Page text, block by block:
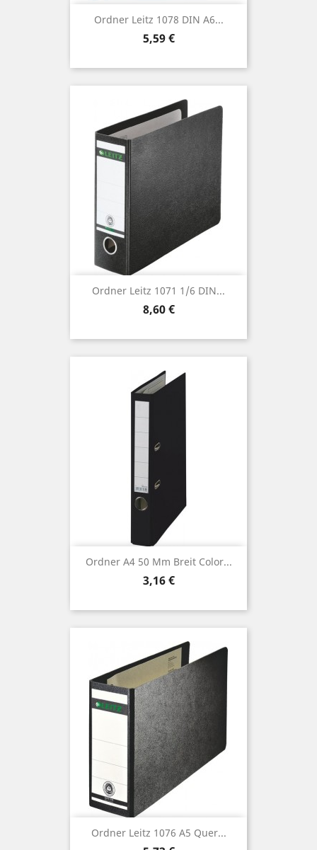
Ordner Leitz 1078 DIN A6...
Preis
5,59 €
Ordner Leitz 1071 1/6 DIN...
Preis
8,60 €
Ordner A4 50 Mm Breit Color...
Preis
3,16 €
Ordner Leitz 1076 A5 Quer...